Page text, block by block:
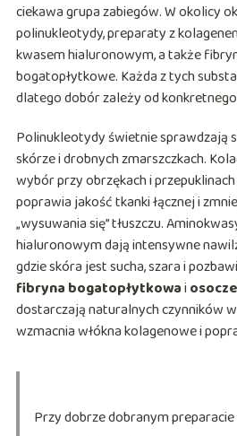
ciekawa grupa zabiegów. W okolicy
polinukleotydy, preparaty z
kwasem hialuronowym, a także
bogatopłytkowe. Każda z tych
dlatego dobór zależy od
Polinukleotydy świetnie sprawdzają
skórze i drobnych zmarszczkach.
wybór przy obrzękach i
poprawia jakość tkanki łącznej i
„wysuwania się” tłuszczu.
hialuronowym dają intensywne
gdzie skóra jest sucha, szara i
fibryna bogatopłytkowai
dostarczają naturalnych czynników
wzmacnia włókna kolagenowe i
Przy dobrze dobranym